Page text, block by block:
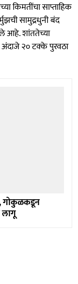
किमतींचा साप्ताहिक
सामुद्रधुनी बंद
आहे. शांततेच्या
२० टक्के पुरवठा
गोकुळकडून
लागू